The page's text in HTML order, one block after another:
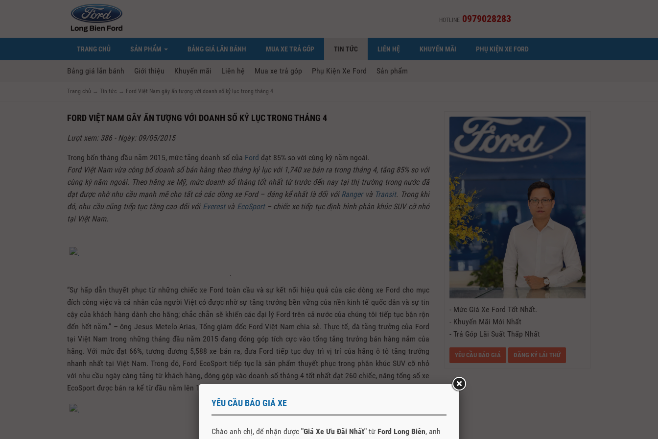
HOTLINE 0979028283
TRANG CHỦ SẢN PHẨM BẢNG GIÁ LĂN BÁNH MUA XE TRẢ GÓP TIN TỨC LIÊN HỆ KHUYẾN MÃI PHỤ KIỆN XE FORD
Bảng giá lăn bánh Giới thiệu Khuyến mãi Liên hệ Mua xe trả góp Phụ Kiện Xe Ford Sản phẩm
Trang chủ → Tin tức → Ford Việt Nam gây ấn tượng với doanh số kỷ lục trong tháng 4
FORD VIỆT NAM GÂY ẤN TƯỢNG VỚI DOANH SỐ KỶ LỤC TRONG THÁNG 4
Lượt xem: 386 - Ngày: 09/05/2015
Trong bốn tháng đầu năm 2015, mức tăng doanh số của Ford đạt 85% so với cùng kỳ năm ngoái.
Ford Việt Nam vừa công bố doanh số bán hàng theo tháng kỷ lục với 1,740 xe bán ra trong tháng 4, tăng 85% so với
cùng kỳ năm ngoái. Theo hãng xe Mỹ, mức doanh số tháng tốt nhất từ trước đến nay tại thị trường trong nước đã
đạt được nhờ nhu cầu mạnh mẽ cho tất cả các dòng xe Ford – đáng kể nhất là đối với Ranger và Transit. Trong khi
đó, nhu cầu cũng tiếp tục tăng cao đối với Everestvà EcoSport– chiếc xe tiếp tục định hình phân khúc SUV cỡ nhỏ
tại Việt Nam.
.
“Sự hấp dẫn thuyết phục từ những chiếc xe Ford toàn cầu và sự kết nối hiệu quả của các dòng xe Ford cho mục
đích công việc và cá nhân của người Việt có được nhờ sự tăng trưởng bền vững của nền kinh tế quốc dân và sự tin
cậy của khách hàng dành cho hãng; chắc chắn sẽ khiến các đại lý Ford trên cả nước của chúng tôi tiếp tục bận rộn
đến hết năm.” – ông Jesus Metelo Arias, Tổng giám đốc Ford Việt Nam chia sẻ. Thực tế, đà tăng trưởng của Ford
tại Việt Nam trong những tháng đầu năm 2015 đang đóng góp tích cực vào tổng tăng trưởng bán hàng năm của
hãng. Với mức đạt 66%, tương đương 5,588 xe bán ra, đưa Ford tiếp tục duy trì vị trí của hãng ô tô tăng trưởng
nhanh nhất tại Việt Nam. Trong đó, Ford EcoSport tiếp tục là sản phẩm thuyết phục trong phân khúc SUV cỡ nhỏ
với nhu cầu ngày càng tăng từ khách hàng, đóng góp vào doanh số tháng 4 tốt nhất đạt 260 chiếc, nâng tổng số xe
EcoSport được bán ra kể từ đầu năm lên 1,157 chiếc.
.
- Mức Giá Xe Ford Tốt Nhất.
- Khuyến Mãi Mới Nhất
- Trả Góp Lãi Suất Thấp Nhất
YÊU CẦU BÁO GIÁ ĐĂNG KÝ LÁI THỬ
YÊU CẦU BÁO GIÁ XE
Chào anh chị, để nhận được "Giá Xe Ưu Đãi Nhất" từ Ford Long Biên, anh